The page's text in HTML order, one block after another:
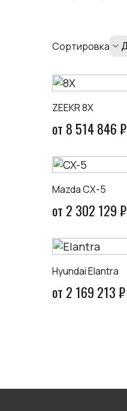
Сортировка
ZEEKR 8X
от 8 514 846 ₽
Mazda CX-5
от 2 302 129 ₽
Hyundai Elantra
от 2 169 213 ₽